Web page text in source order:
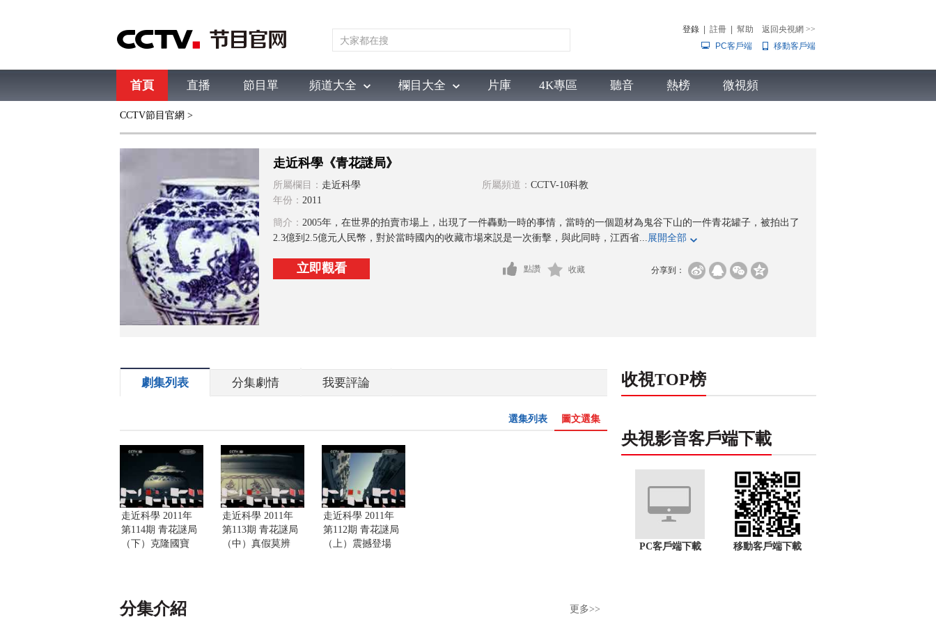
登錄 註冊 幫助 返回央視網 >>
PC客戶端
移動客戶端
首頁 直播 節目單 頻道大全 欄目大全
綜合 新聞 財經
片庫 4K專區 聽音 熱榜 微視頻
CCTV節目官網 >
走近科學《青花謎局》
所屬欄目： 走近科學 所屬頻道： CCTV-10科教
年份： 2011
簡介： 2005年，在世界的拍賣市場上，出現了一件轟動一時的事情，當時的一個題材為鬼谷下山的一件青花罐子，被拍出了
2.3億到2.5億元人民幣，對於當時國內的收藏市場來説是一次衝擊，與此同時，江西省...展開全部
立即觀看 分享到：
點讚 收藏
劇集列表 分集劇情 我要評論
圖文選集
選集列表
走近科學 2011年
第114期 青花謎局
（下）克隆國寶
走近科學 2011年
第113期 青花謎局
（中）真假莫辨
走近科學 2011年
第112期 青花謎局
（上）震撼登場
分集介紹 更多>>
收視TOP榜
央視影音客戶端下載
PC客戶端下載 移動客戶端下載